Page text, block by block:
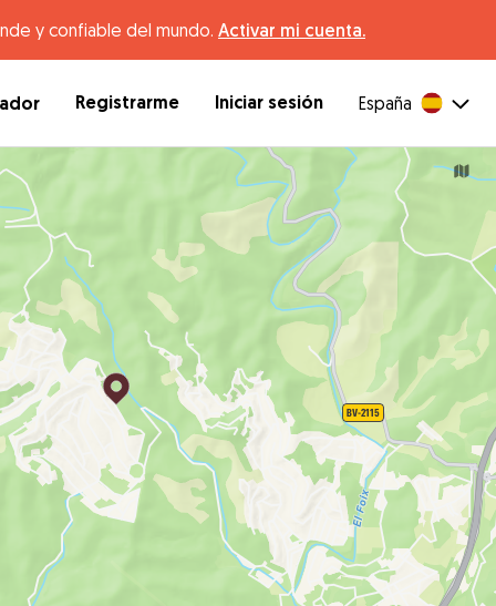
y confiable del mundo. Activar mi cuenta.
Registrarme Iniciar sesión España